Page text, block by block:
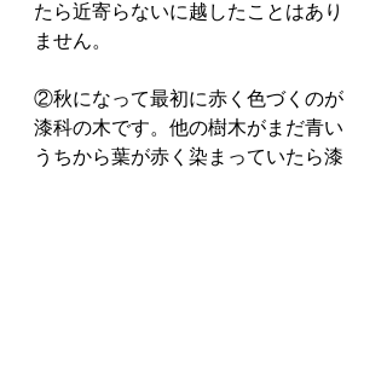
たら近寄らないに越したことはあり
ません。
②秋になって最初に赤く色づくのが
漆科の木です。他の樹木がまだ青い
うちから葉が赤く染まっていたら漆